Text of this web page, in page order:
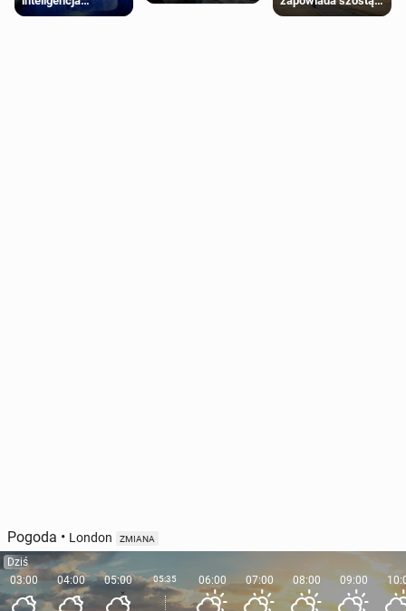
próbowała oszukać
schorzenia
falę upałów w
Pogoda • London ZMIANA
Dziś
03:00
04:00 05:00 05:35 06:00 07:00 08:00 09:00